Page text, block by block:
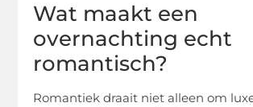
Wat maakt een
overnachting echt
romantisch?
Romantiek draait niet alleen om